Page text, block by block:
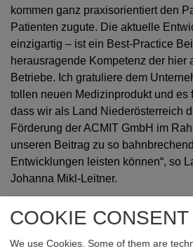
COOKIE CONSENT
We use Cookies. Some of them are
kommen ganz praxisorientiert den
Patienten zugute. Die aktuelle
einzigartig – ist ein Best-Practice
herausragende Kompetenz der hier
Betriebe. Ich gratuliere dem
tollen neuen Medizinprodukt und es
dass wir als Land Niederösterreich
Förderung der ACMIT GmbH im
unseren Beitrag zu so
Entwicklungen leisten können“, so
Johanna Mikl-Leitner.
zur Anpassung an verschiedene
Diese Alterssichtigkeit wird